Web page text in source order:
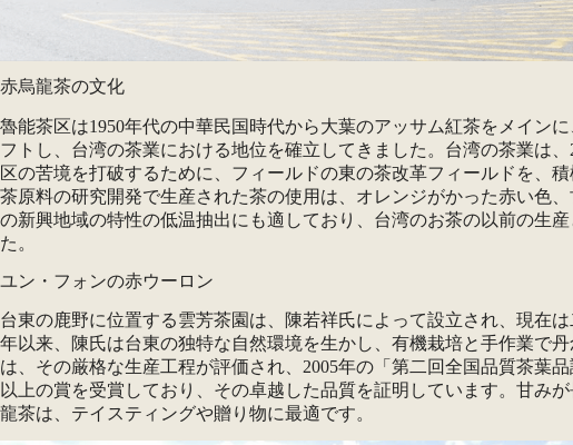
赤烏龍茶の文化
魯能茶区は1950年代の中華民国時代から大葉のアッサム紅茶をメイン
フトし、台湾の茶業における地位を確立してきました。台湾の茶業は
区の苦境を打破するために、フィールドの東の茶改革フィールドを、
茶原料の研究開発で生産された茶の使用は、オレンジがかった赤い色
の新興地域の特性の低温抽出にも適しており、台湾のお茶の以前の生
た。
ユン・フォンの赤ウーロン
台東の鹿野に位置する雲芳茶園は、陳若祥氏によって設立され、現在
年以来、陳氏は台東の独特な自然環境を生かし、有機栽培と手作業で
は、その厳格な生産工程が評価され、2005年の「第二回全国品質茶葉
以上の賞を受賞しており、その卓越した品質を証明しています。甘み
龍茶は、テイスティングや贈り物に最適です。